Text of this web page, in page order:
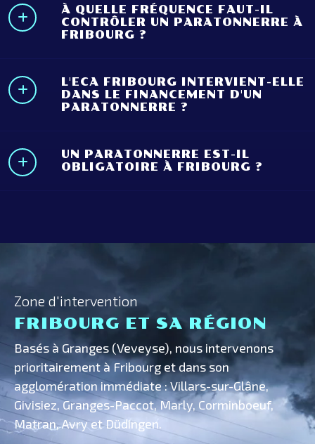
À QUELLE FRÉQUENCE FAUT-IL
CONTRÔLER UN PARATONNERRE À
FRIBOURG ?
L'ECA FRIBOURG INTERVIENT-ELLE
DANS LE FINANCEMENT D'UN
PARATONNERRE ?
UN PARATONNERRE EST-IL
OBLIGATOIRE À FRIBOURG ?
Zone d'intervention
FRIBOURG ET SA RÉGION
Basés à Granges (Veveyse), nous intervenons
prioritairement à Fribourg et dans son
agglomération immédiate : Villars-sur-Glâne,
Givisiez, Granges-Paccot, Marly, Corminboeuf,
Matran, Avry et Düdingen.